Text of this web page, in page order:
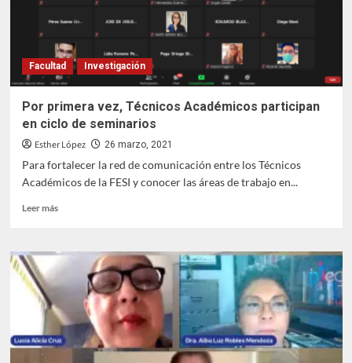
Psicología
Facultad Investigación
Por primera vez, Técnicos Académicos participan
en ciclo de seminarios
Esther López 26 marzo, 2021
Para fortalecer la red de comunicación entre los Técnicos
Académicos de la FESI y conocer las áreas de trabajo en...
Leer másLeer
Por
primera
Técnicos
Académicos
participan
en